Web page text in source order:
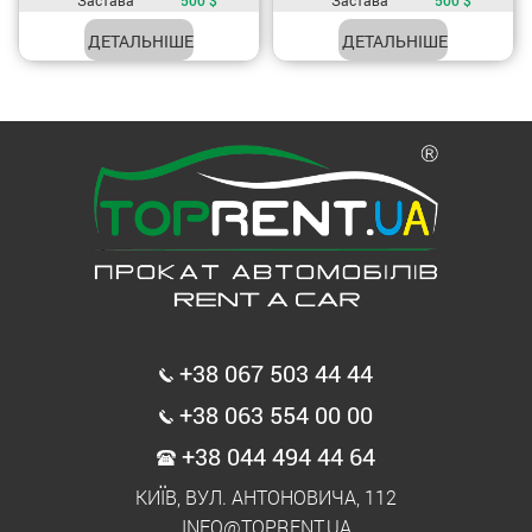
ДЕТАЛЬНІШЕ ДЕТАЛЬНІШЕ
+38 067 503 44 44
+38 063 554 00 00
+38 044 494 44 64
КИЇВ, ВУЛ. АНТОНОВИЧА, 112